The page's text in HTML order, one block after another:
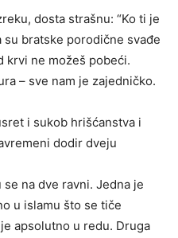
dosta strašnu: “Ko ti je
su bratske porodične svađe
krvi ne možeš pobeći.
– sve nam je zajedničko.
i sukob hrišćanstva i
dodir dveju
na dve ravni. Jedna je
u islamu što se tiče
apsolutno u redu. Druga